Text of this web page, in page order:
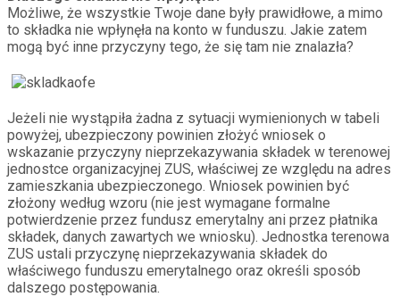
Możliwe, że wszystkie Twoje dane były prawidłowe, a mimo
to składka nie wpłynęła na konto w funduszu. Jakie zatem
mogą być inne przyczyny tego, że się tam nie znalazła?
Jeżeli nie wystąpiła żadna z sytuacji wymienionych w tabeli
powyżej, ubezpieczony powinien złożyć wniosek o
wskazanie przyczyny nieprzekazywania składek w terenowej
jednostce organizacyjnej ZUS, właściwej ze względu na adres
zamieszkania ubezpieczonego. Wniosek powinien być
złożony według wzoru (nie jest wymagane formalne
potwierdzenie przez fundusz emerytalny ani przez płatnika
składek, danych zawartych we wniosku). Jednostka terenowa
ZUS ustali przyczynę nieprzekazywania składek do
właściwego funduszu emerytalnego oraz określi sposób
dalszego postępowania.